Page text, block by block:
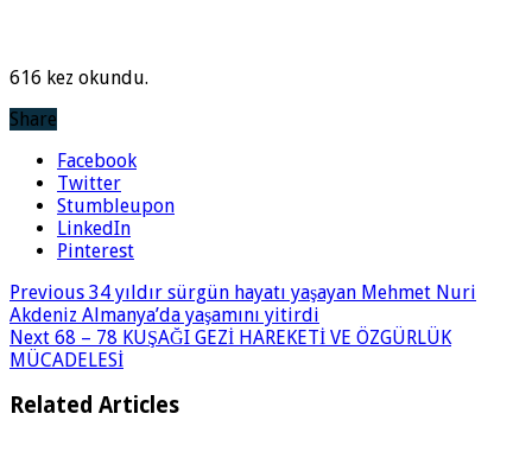
616 kez okundu.
Share
Facebook
Twitter
Stumbleupon
LinkedIn
Pinterest
Previous 34 yıldır sürgün hayatı yaşayan Mehmet Nuri
Akdeniz Almanya’da yaşamını yitirdi
Next 68 – 78 KUŞAĞI GEZİ HAREKETİ VE ÖZGÜRLÜK
MÜCADELESİ
Related Articles